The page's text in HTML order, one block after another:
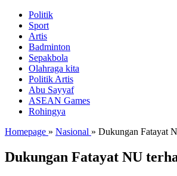
Politik
Sport
Artis
Badminton
Sepakbola
Olahraga kita
Politik Artis
Abu Sayyaf
ASEAN Games
Rohingya
Homepage » Nasional » Dukungan Fatayat
Dukungan Fatayat NU